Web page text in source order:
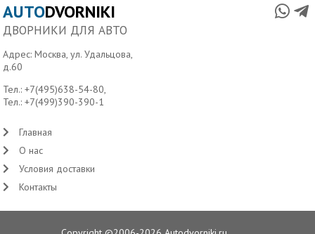
AUTODVORNIKI
ДВОРНИКИ ДЛЯ АВТО
Адрес: Москва, ул. Удальцова,
д.60
Тел.:+7(495)638-54-80,
Тел.:+7(499)390-390-1
Главная
О нас
Условия доставки
Контакты